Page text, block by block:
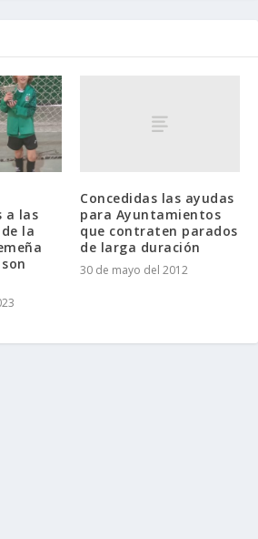
a las
la
Concedidas las ayudas
para Ayuntamientos
que contraten parados
de larga duración
30 de mayo del 2012